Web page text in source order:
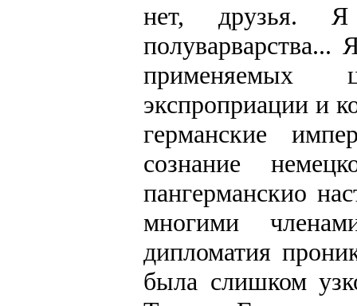
нет, друзья.
полуварварства...
применяемых
экспроприации и
германские
сознание
пангерманскио
многими
дипломатия
была слишком